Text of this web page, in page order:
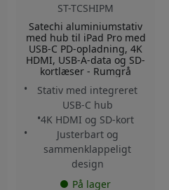
ST-TCSHIPM
Satechi aluminiumstativ
med hub til iPad Pro med
USB-C PD-opladning, 4K
HDMI, USB-A-data og SD-
kortlæser - Rumgrå
Stativ med integreret
USB-C hub
4K HDMI og SD-kort
Justerbart og
sammenklappeligt
design
På lager